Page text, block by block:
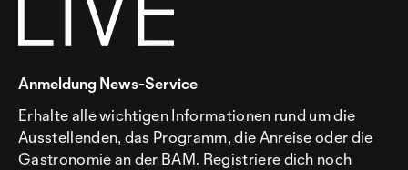
Anmeldung News-Service
Erhalte alle wichtigen Informationen rund um die
Ausstellenden, das Programm, die Anreise oder die
Gastronomie an der BAM. Registriere dich noch